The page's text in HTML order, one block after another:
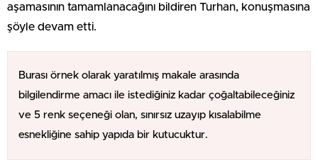
aşamasının tamamlanacağını bildiren Turhan, konuşmasına
şöyle devam etti.
Burası örnek olarak yaratılmış makale arasında
bilgilendirme amacı ile istediğiniz kadar çoğaltabileceğiniz
ve 5 renk seçeneği olan, sınırsız uzayıp kısalabilme
esnekliğine sahip yapıda bir kutucuktur.